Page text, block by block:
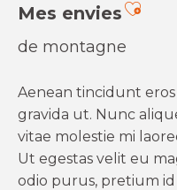
Mes envies
de montagne
Aenean tincidunt
gravida ut. Nunc
vitae molestie mi
Ut egestas velit eu
odio purus, pretium